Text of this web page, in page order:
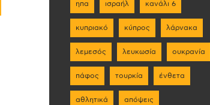
ηπα ισραήλ κανάλι 6
κυπριακό κύπρος λάρνακα
λεμεσός λευκωσία ουκρανία
πάφος τουρκία ένθετα
αθλητικά απόψεις